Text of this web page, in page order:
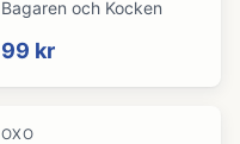
Bagaren och Kocken
99 kr
OXO